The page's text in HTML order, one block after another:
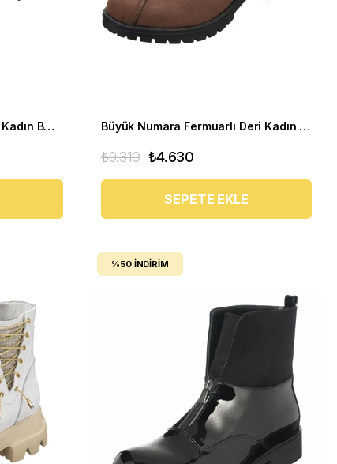
Büyük Numara Taraklı Deri Kadın BOT YSM63 Kahve Büyük Numara Fermuarlı Deri Kadın BOT YSM06 Kahve
₺4.630
₺9.310
SEPETE EKLE
%50 İNDIRIM